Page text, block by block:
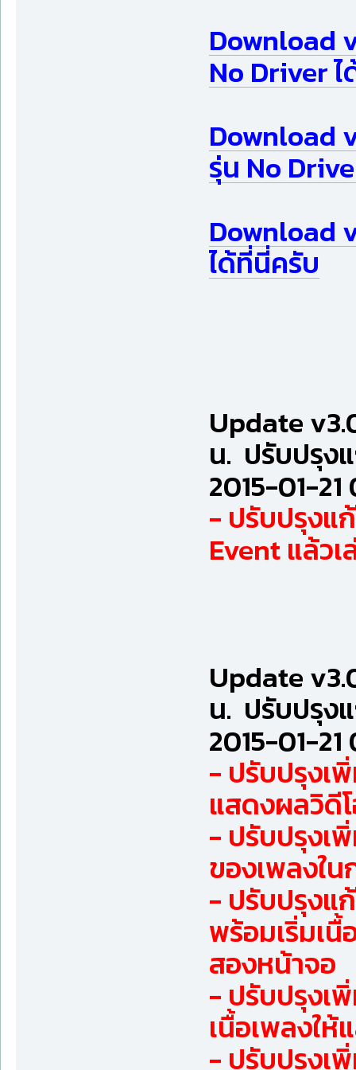
Download
No Driver
Download
รุ่น No
Download
ได้ที่นี่ครับ
Update
น. ปรับปรุง
2015-01-21
- ปรับปรุงแ
Event แล้ว
Update
น. ปรับปรุง
2015-01-21
- ปรับปรุงเ
แสดงผลวิดี
- ปรับปรุงเ
ของเพลงใน
- ปรับปรุงแ
พร้อมเริ่มเ
สองหน้าจอ
- ปรับปรุงเ
เนื้อเพลงใ
- ปรับปรุงเ